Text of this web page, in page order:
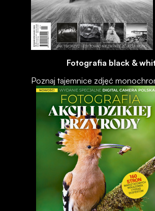
Fotografia black &
Poznaj tajemnice zdjęć